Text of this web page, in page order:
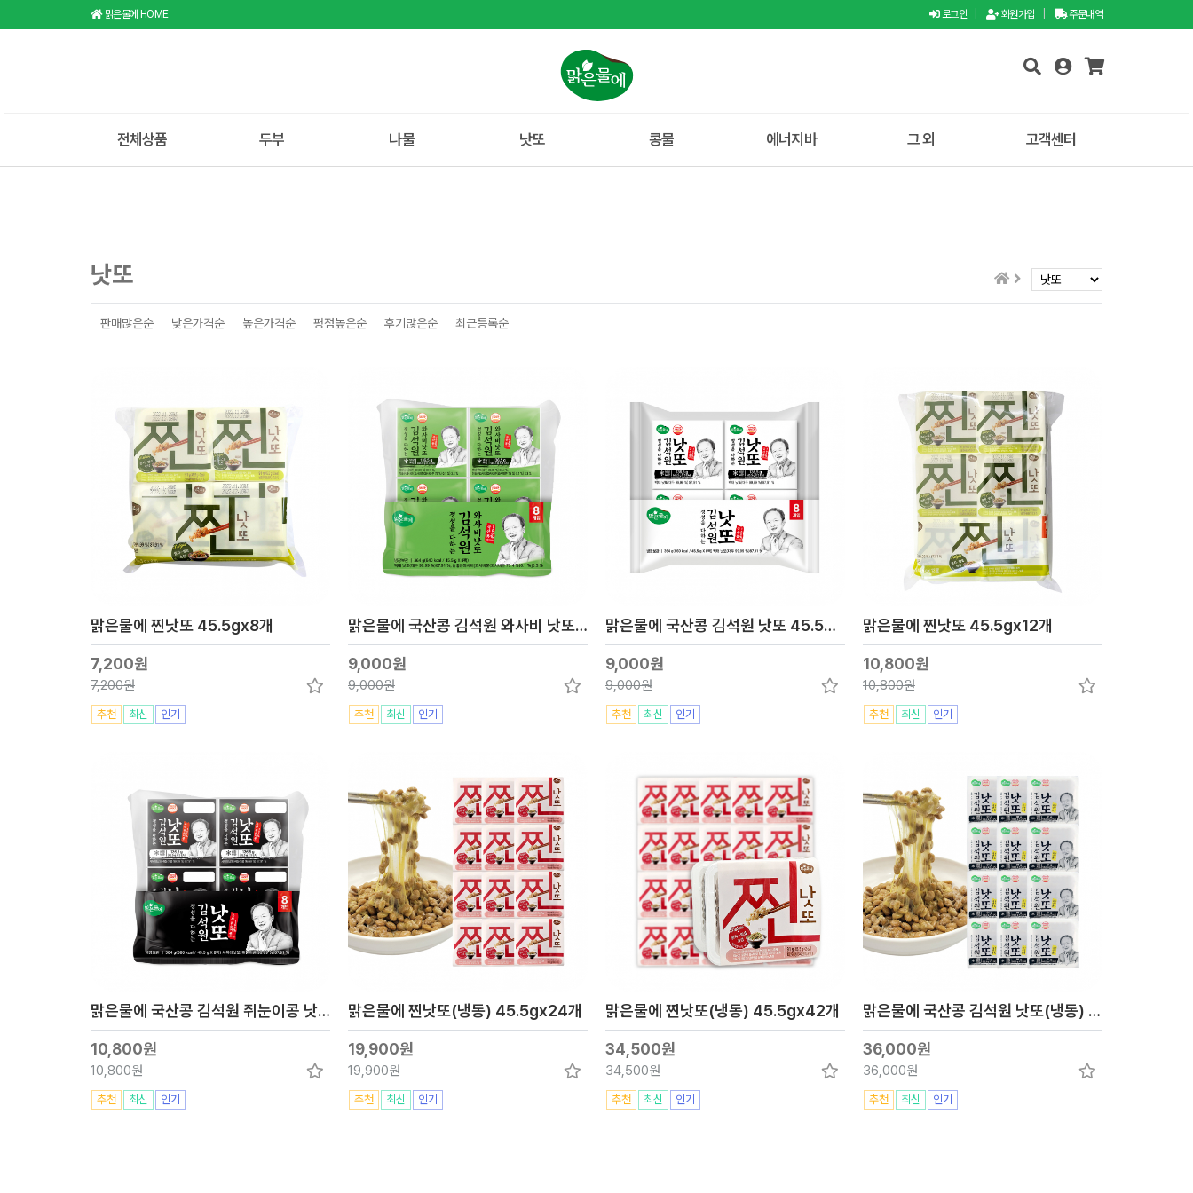
맑은물에 HOME 로그인 회원가입 주문내역
전체상품 두부 나물 낫또 콩물 에너지바 그 외 고객센터
낫또
판매많은순 낮은가격순 높은가격순 평점높은순 후기많은순 최근등록순
맑은물에 찐낫또 45.5gx8개
7,200원
7,200원
추천 최신 인기
맑은물에 국산콩 김석원 와사비 낫또 45.5gx8개
9,000원
9,000원
추천 최신 인기
맑은물에 국산콩 김석원 낫또 45.5gx8개
9,000원
9,000원
추천 최신 인기
맑은물에 찐낫또 45.5gx12개
10,800원
10,800원
추천 최신 인기
맑은물에 국산콩 김석원 쥐눈이콩 낫또 45.5gx8개
10,800원
10,800원
추천 최신 인기
맑은물에 찐낫또(냉동) 45.5gx24개
19,900원
19,900원
추천 최신 인기
맑은물에 찐낫또(냉동) 45.5gx42개
34,500원
34,500원
추천 최신 인기
맑은물에 국산콩 김석원 낫또(냉동) 45.5gx24개
36,000원
36,000원
추천 최신 인기